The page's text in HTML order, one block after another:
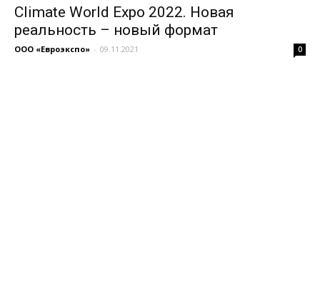
Climate World Expo 2022. Новая
реальность – новый формат
ООО «Евроэкспо» - 09.11.2021 0